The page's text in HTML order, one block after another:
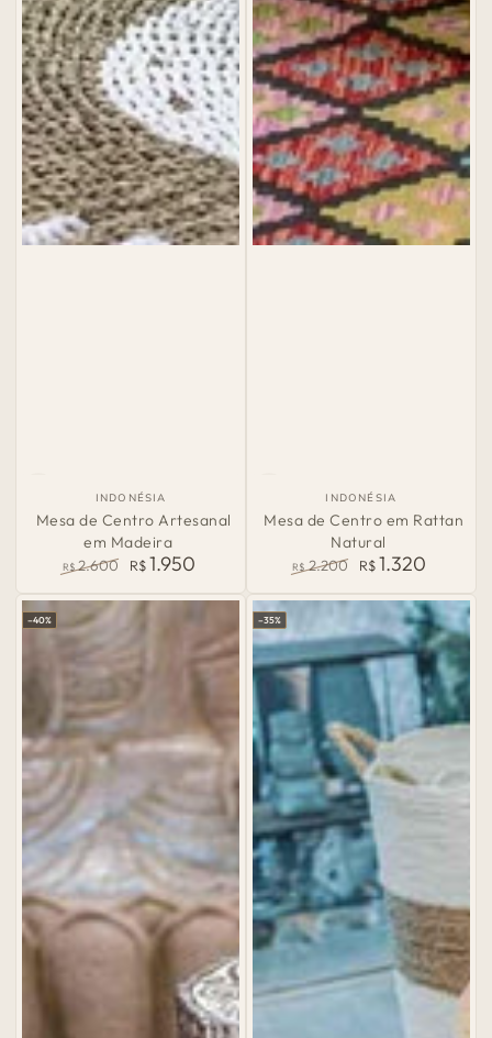
País
de
Origem:
INDONÉSIA
Mesa de Centro Artesanal
em Madeira
normal
R$ 2.600
de
R$1.950
País
de
Origem:
INDONÉSIA
Mesa de Centro em Rattan
Natural
normal
R$ 2.200
de
venda
R$ 1.320
–40% –35%